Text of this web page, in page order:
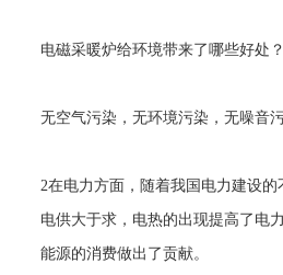
电磁采暖炉给环境带来了哪些好处？
无空气污染，无环境污染，无噪音
2在电力方面，随着我国电力建设
电供大于求，电热的出现提高了电
能源的消费做出了贡献。